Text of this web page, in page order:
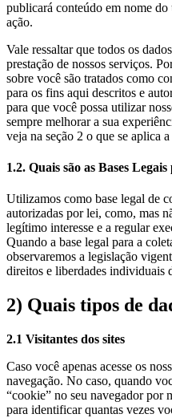
publicará conteúdo em nome do
ação.
Vale ressaltar que todos os
prestação de nossos serviços.
sobre você são tratados como
para os fins aqui descritos e
para que você possa utilizar
sempre melhorar a sua
veja na seção 2 o que se aplica
1.2. Quais são as Bases
Utilizamos como base legal de
autorizadas por lei, como, mas
legítimo interesse e a regular
Quando a base legal para a
observaremos a legislação
direitos e liberdades individuais
2) Quais tipos de
2.1 Visitantes dos sites
Caso você apenas acesse os
navegação. No caso, quando
“cookie” no seu navegador por
para identificar quantas vezes